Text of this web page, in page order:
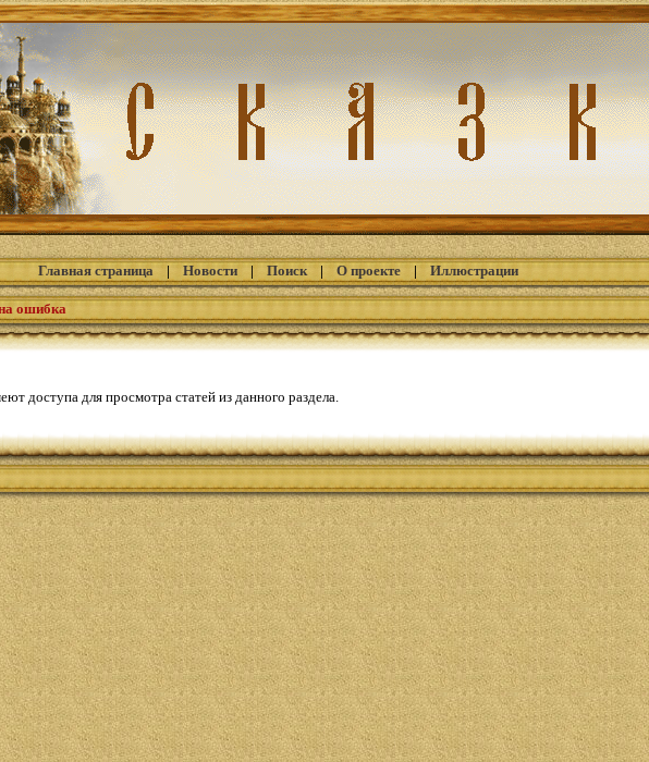
Главная страница| Новости| Поиск| О проекте| Иллюстрации
ошибка
доступа для просмотра статей из данного раздела.